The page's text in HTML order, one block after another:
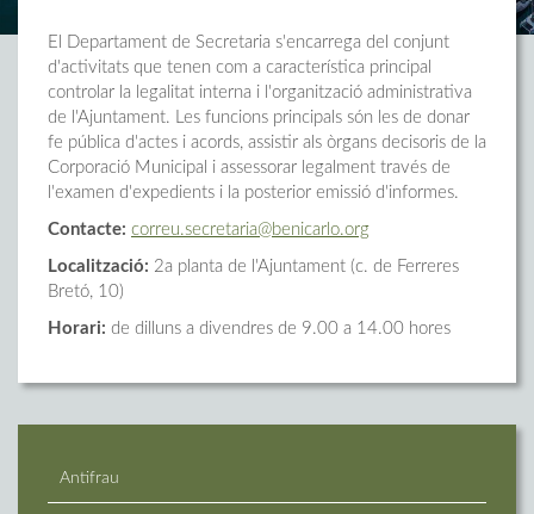
El Departament de Secretaria s'encarrega del conjunt
d'activitats que tenen com a característica principal
controlar la legalitat interna i l'organització administrativa
de l'Ajuntament. Les funcions principals són les de donar
fe pública d'actes i acords, assistir als òrgans decisoris de la
Corporació Municipal i assessorar legalment través de
l'examen d'expedients i la posterior emissió d'informes.
Contacte: correu.secretaria@benicarlo.org
Localització: 2a planta de l'Ajuntament (c. de Ferreres
Bretó, 10)
Horari: de dilluns a divendres de 9.00 a 14.00 hores
Antifrau